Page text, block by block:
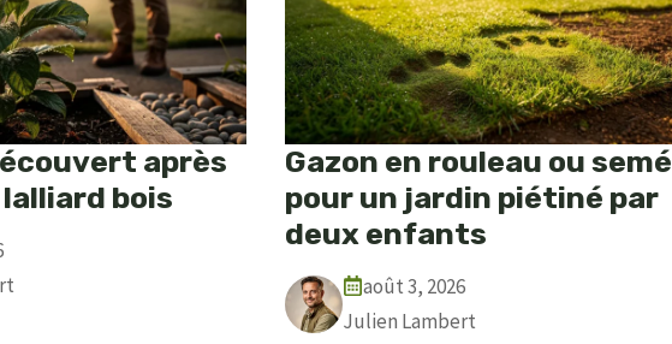
après
bois
Gazon en rouleau ou semé
pour un jardin piétiné par
deux enfants
août 3, 2026
Julien Lambert